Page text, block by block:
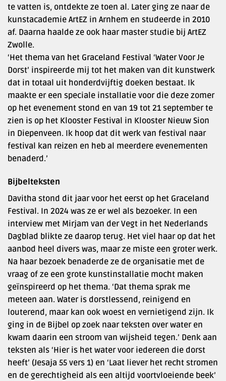
te vatten is, ontdekte ze toen al. Later ging ze naar de
kunstacademie ArtEZ in Arnhem en studeerde in 2010
af. Daarna haalde ze ook haar master studie bij ArtEZ
Zwolle.
‘Het thema van het Graceland Festival ‘Water Voor Je
Dorst’ inspireerde mij tot het maken van dit kunstwerk
dat in totaal uit honderdvijftig doeken bestaat. Ik
maakte er een speciale installatie voor die deze zomer
op het evenement stond en van 19 tot 21 september te
zien is op het Klooster Festival in Klooster Nieuw Sion
in Diepenveen. Ik hoop dat dit werk van festival naar
festival kan reizen en heb al meerdere evenementen
benaderd.’
Bijbelteksten
Davitha stond dit jaar voor het eerst op het Graceland
Festival. In 2024 was ze er wel als bezoeker. In een
interview met Mirjam van der Vegt in het Nederlands
Dagblad blikte ze daarop terug. Het viel haar op dat het
aanbod heel divers was, maar ze miste een groter werk.
Na haar bezoek benaderde ze de organisatie met de
vraag of ze een grote kunstinstallatie mocht maken
geïnspireerd op het thema. ‘Dat thema sprak me
meteen aan. Water is dorstlessend, reinigend en
louterend, maar kan ook woest en vernietigend zijn. Ik
ging in de Bijbel op zoek naar teksten over water en
kwam daarin een stroom van wijsheid tegen.’ Denk aan
teksten als ‘Hier is het water voor iedereen die dorst
heeft’ (Jesaja 55 vers 1) en ‘Laat liever het recht stromen
en de gerechtigheid als een altijd voortvloeiende beek’